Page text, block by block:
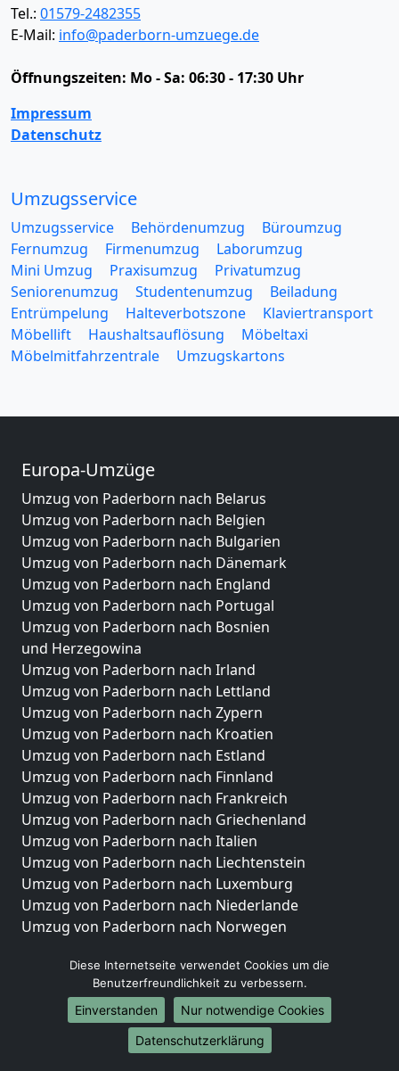
Tel.: 01579-2482355
E-Mail: info@paderborn-umzuege.de
Öffnungszeiten: Mo - Sa: 06:30 - 17:30 Uhr
Impressum
Datenschutz
Umzugsservice
Umzugsservice Behördenumzug
Büroumzug
Fernumzug
Firmenumzug
Laborumzug
Mini Umzug
Praxisumzug
Privatumzug
Seniorenumzug
Studentenumzug
Beiladung
Entrümpelung
Halteverbotszone
Klaviertransport
Möbellift
Haushaltsauflösung
Möbeltaxi
Möbelmitfahrzentrale
Umzugskartons
Europa-Umzüge
Umzug von Paderborn nach Belarus
Umzug von Paderborn nach Belgien
Umzug von Paderborn nach Bulgarien
Umzug von Paderborn nach Dänemark
Umzug von Paderborn nach England
Umzug von Paderborn nach Portugal
Umzug von Paderborn nach Bosnien
und Herzegowina
Umzug von Paderborn nach Irland
Umzug von Paderborn nach Lettland
Umzug von Paderborn nach Zypern
Umzug von Paderborn nach Kroatien
Umzug von Paderborn nach Estland
Umzug von Paderborn nach Finnland
Umzug von Paderborn nach Frankreich
Umzug von Paderborn nach Griechenland
Umzug von Paderborn nach Italien
Umzug von Paderborn nach Liechtenstein
Umzug von Paderborn nach Luxemburg
Umzug von Paderborn nach Niederlande
Umzug von Paderborn nach Norwegen
Umzüge-Deutschlandweit
Umzug von Paderborn nach Berlin
Umzug von Paderborn nach Hamburg
Umzug von Paderborn nach München
Umzug von Paderborn nach Köln
Diese Internetseite verwendet Cookies um die
Benutzerfreundlichkeit zu verbessern.
Einverstanden
Nur notwendige Cookies
Datenschutzerklärung